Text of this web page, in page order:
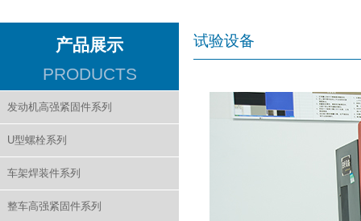
产品展示
PRODUCTS
发动机高强紧固件系列
U型螺栓系列
车架焊装件系列
整车高强紧固件系列
试验设备